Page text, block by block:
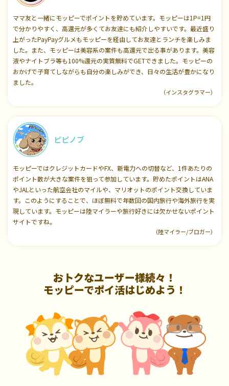
ママ友と一緒にモッピーでポイントを貯めています。モッピーは1P=1円
で分かりやすく、高還元が多くてお友達にも紹介しやすいです。最近盛り
上がったPayPayグルメもモッピーを経由してお友達とランチを楽しみま
した。また、モッピーは美容系の案件も高還元で出る事があります。美容
液やナイトブラ等も100%還元の実質無料でGETできました。モッピーの
おかげで子育てしながらも自分の楽しみができ、日々の生活が豊かになり
ました。
（インスタグラマー）
ピピノブ
モッピーではクレジットカードやFX、新電力への切替など、1件あたりの
ポイント数が大きな案件を狙って参加しています。貯めたポイントはANA
やJALといった航空会社のマイルや、マリオットのポイント交換していま
す。このようにすることで、ほぼ無料で年数回の国内旅行や海外旅行を実
現しています。モッピーは陸マイラーや旅行好きには欠かせないポイント
サイトですね。
（陸マイラー/ブロガー）
おトクなユーザー様続々！
モッピーでポイ活はじめよう！